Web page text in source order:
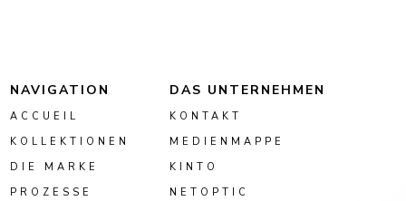
NAVIGATION
ACCUEIL
KOLLEKTIONEN
DIE MARKE
PROZESSE
DAS UNTERNEHMEN
KONTAKT
MEDIENMAPPE
KINTO
NETOPTIC